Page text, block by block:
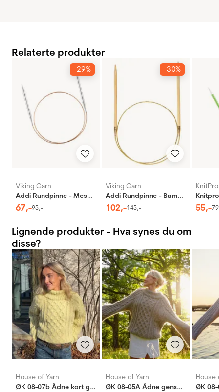
Relaterte produkter
-29%
Viking Garn
Addi Rundpinne - Messing
67,-95,-
-30%
Viking Garn
Addi Rundpinne - Bambus
102,-145,-
KnitPro
55,-79
Lignende produkter - Hva synes du om
disse?
House of Yarn
ØK 08-07b Ådne kort genser
House of Yarn
ØK 08-05A Ådne genser unisex (Older)
House